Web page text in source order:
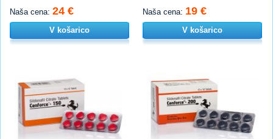
Naša cena: 24 €
V košarico
Naša cena: 19 €
V košarico